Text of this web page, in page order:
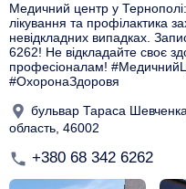
Медичний центр у Тернополі:
лікування та профілактика
невідкладних випадках.
6262! Не відкладайте своє
професіоналам!
#ОхоронаЗдоровя
бульвар Тараса
область, 46002
+380 68 342 6262